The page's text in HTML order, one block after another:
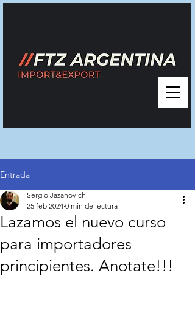
Entrada
Lazamos el nuevo curso
para importadores
principientes. Anotate!!!
Sergio Jazanovich
25 feb 2024 0 min de lectura